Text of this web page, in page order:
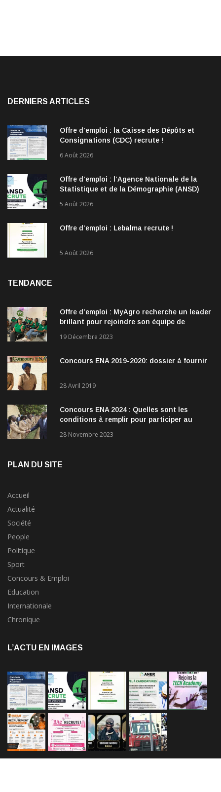
DERNIERS ARTICLES
Offre d’emploi : la Caisse des Dépôts et
Consignations (CDC) recrute !
6 Août 2026
Offre d’emploi : l’Agence Nationale de la
Statistique et de la Démographie (ANSD)
5 Août 2026
Offre d’emploi : Lebalma recrute !
5 Août 2026
TENDANCE
Offre d’emploi : MyAgro recherche un leader
brillant pour rejoindre son équipe de
19 Décembre 2023
Concours ENA 2019-2020: dossier à fournir
28 Avril 2019
Concours ENA 2024 : Quelles sont les
conditions à remplir pour participer au
28 Novembre 2023
PLAN DU SITE
Accueil
Actualité
Société
People
Politique
Sport
Concours & Emploi
Education
Internationale
Chronique
L’ACTU EN IMAGES